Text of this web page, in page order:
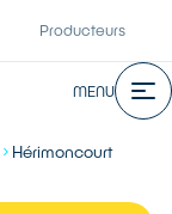
Producteurs
MENU
Hérimoncourt